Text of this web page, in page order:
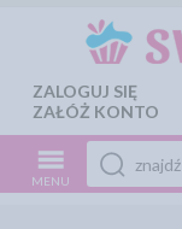
ZALOGUJ SIĘ
ZAŁÓŻ KONTO
MENU